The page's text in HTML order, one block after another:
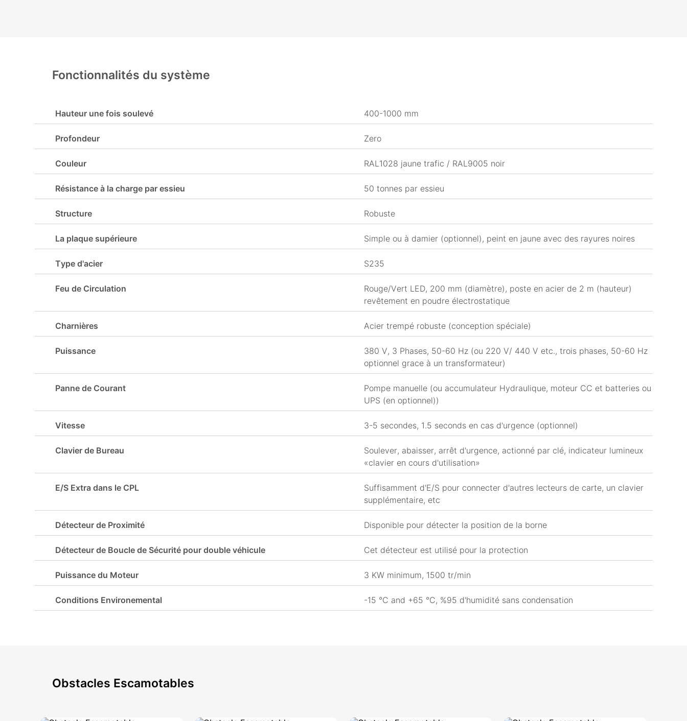
Fonctionnalités du système
Hauteur une fois soulevé 400-1000 mm
Profondeur Zero
Couleur RAL1028 jaune trafic / RAL9005 noir
Résistance à la charge par essieu 50 tonnes par essieu
Structure Robuste
La plaque supérieure Simple ou à damier (optionnel), peint en jaune avec des rayures noires
Type d'acier S235
Feu de Circulation
Rouge/Vert LED, 200 mm (diamètre), poste en acier de 2 m (hauteur)
revêtement en poudre électrostatique
Charnières Acier trempé robuste (conception spéciale)
Puissance
380 V, 3 Phases, 50-60 Hz (ou 220 V/ 440 V etc., trois phases, 50-60 Hz
optionnel grace à un transformateur)
Panne de Courant
Pompe manuelle (ou accumulateur Hydraulique, moteur CC et batteries ou
UPS (en optionnel))
Vitesse 3-5 secondes, 1.5 seconds en cas d'urgence (optionnel)
Clavier de Bureau
Soulever, abaisser, arrêt d'urgence, actionné par clé, indicateur lumineux
«clavier en cours d'utilisation»
E/S Extra dans le CPL
Suffisamment d'E/S pour connecter d'autres lecteurs de carte, un clavier
supplémentaire, etc
Détecteur de Proximité Disponible pour détecter la position de la borne
Détecteur de Boucle de Sécurité pour double véhicule Cet détecteur est utilisé pour la protection
Puissance du Moteur 3 KW minimum, 1500 tr/min
Conditions Environemental -15 °C and +65 °C, %95 d'humidité sans condensation
Obstacles Escamotables